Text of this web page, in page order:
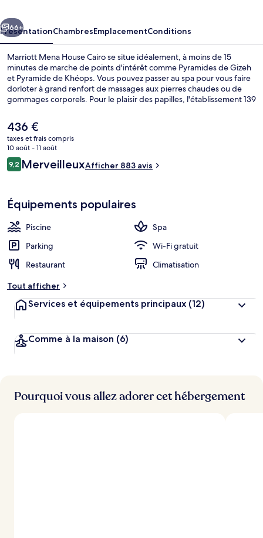
Suivant
66+
PrésentationChambresEmplacementConditions
Marriott Mena House Cairo se situe idéalement, à moins de 15
minutes de marche de points d'intérêt comme Pyramides de Gizeh
et Pyramide de Khéops. Vous pouvez passer au spa pour vous faire
dorloter à grand renfort de massages aux pierres chaudes ou de
gommages corporels. Pour le plaisir des papilles, l'établissement 139
internationale et est ouvert pour le petit déjeuner, le déjeuner ainsi
que le dîner. Cet hôtel de luxe abrite en outre 2 bars/lounges, une
piscine extérieure et un bar en bord de piscine. Les autres
voyageurs adorent le personnel attentionné.
Le
prix
actuel
est
de
436 €
taxes et frais compris
10 août - 11 août
Avis
voyageurs
9,29,2 sur 10
MerveilleuxAfficher 883 avis
Équipements populaires
Piscine
Spa
Parking
Wi-Fi gratuit
Restaurant
Climatisation
Tout afficher
Services et équipements principaux (12)
Comme à la maison (6)
Pourquoi vous allez adorer cet hébergement